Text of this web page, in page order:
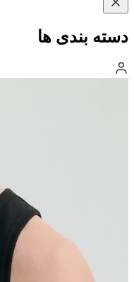
دسته بندی ها